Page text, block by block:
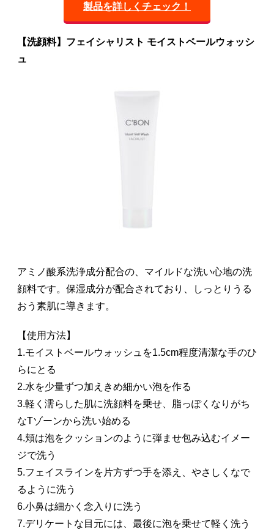
製品を詳しくチェック！
【洗顔料】フェイシャリスト モイストベールウォッシ
ュ
アミノ酸系洗浄成分配合の、マイルドな洗い心地の洗
顔料です。保湿成分が配合されており、しっとりうる
おう素肌に導きます。
【使用方法】
1.モイストベールウォッシュを1.5cm程度清潔な手のひ
らにとる
2.水を少量ずつ加えきめ細かい泡を作る
3.軽く濡らした肌に洗顔料を乗せ、脂っぽくなりがち
なTゾーンから洗い始める
4.頬は泡をクッションのように弾ませ包み込むイメー
ジで洗う
5.フェイスラインを片方ずつ手を添え、やさしくなで
るように洗う
6.小鼻は細かく念入りに洗う
7.デリケートな目元には、最後に泡を乗せて軽く洗う